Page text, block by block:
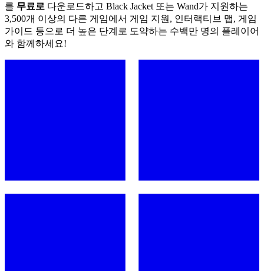
를 무료로 다운로드하고 Black Jacket 또는 Wand가 지원하는
3,500개 이상의 다른 게임에서 게임 지원, 인터랙티브 맵, 게임
가이드 등으로 더 높은 단계로 도약하는 수백만 명의 플레이어
와 함께하세요!